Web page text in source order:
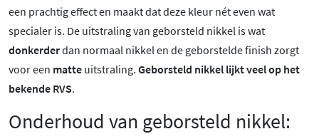
een prachtig effect en maakt dat deze kleur nét even wat
specialer is. De uitstraling van geborsteld nikkel is wat
donkerderdan normaal nikkel en de geborstelde finish zorgt
voor een matte uitstraling. Geborsteld nikkel lijkt veel op het
bekende RVS.
Onderhoud van geborsteld nikkel: